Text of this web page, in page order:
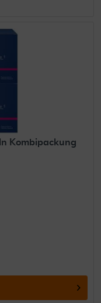
Kombipackung